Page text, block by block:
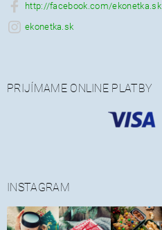
http://facebook.com/ekonetka.sk
ekonetka.sk
PRIJÍMAME ONLINE PLATBY
INSTAGRAM